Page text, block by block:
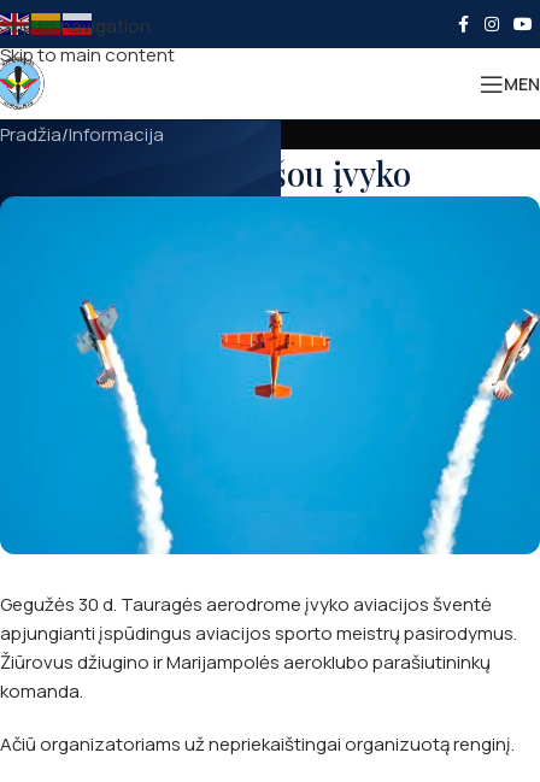
Skip to navigation
Skip to main content
Pradžia Informacija
Aviacijos šou įvyko
Gegužės 30 d. Tauragės aerodrome įvyko aviacijos šventė
apjungianti įspūdingus aviacijos sporto meistrų pasirodymus.
Žiūrovus džiugino ir Marijampolės aeroklubo parašiutininkų
komanda.
Ačiū organizatoriams už nepriekaištingai organizuotą renginį.